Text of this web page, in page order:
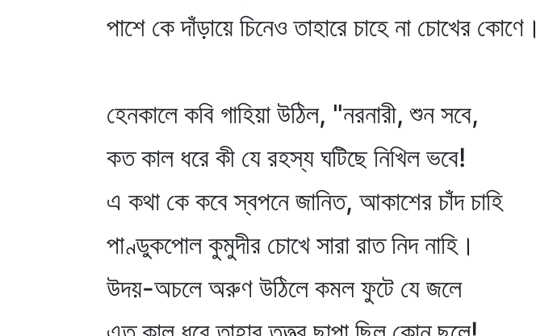
পাশে কে দাঁড়ায়ে চিনেও তাহারে চাহে না চোখের কোণে।
হেনকালে কবি গাহিয়া উঠিল, "নরনারী, শুন সবে,
কত কাল ধরে কী যে রহস্য ঘটিছে নিখিল ভবে!
এ কথা কে কবে স্বপনে জানিত, আকাশের চাঁদ চাহি
পাণ্ডুকপোল কুমুদীর চোখে সারা রাত নিদ নাহি।
উদয়-অচলে অরুণ উঠিলে কমল ফুটে যে জলে